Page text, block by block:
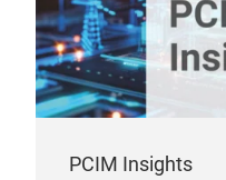
PCIM Insights